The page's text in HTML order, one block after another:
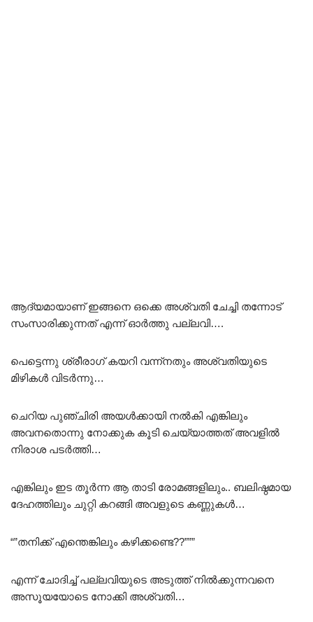
ആദ്യമായാണ് ഇങ്ങനെ ഒക്കെ അശ്വതി ചേച്ചി തന്നോട്
സംസാരിക്കുന്നത് എന്ന് ഓർത്തു പല്ലവി….
പെട്ടെന്നു ശ്രീരാഗ് കയറി വന്ന്നതും അശ്വതിയുടെ
മിഴികൾ വിടർന്നു…
ചെറിയ പുഞ്ചിരി അയൾക്കായി നൽകി എങ്കിലും
അവനതൊന്നു നോക്കുക കൂടി ചെയ്യാത്തത് അവളിൽ
നിരാശ പടർത്തി…
എങ്കിലും ഇട തൂർന്ന ആ താടി രോമങ്ങളിലും.. ബലിഷ്ഠമായ
ദേഹത്തിലും ചുറ്റി കറങ്ങി അവളുടെ കണ്ണുകൾ…
“”തനിക്ക് എന്തെങ്കിലും കഴിക്കണ്ടെ??”””
എന്ന് ചോദിച്ച് പല്ലവിയുടെ അടുത്ത് നിൽക്കുന്നവനെ
അസൂയയോടെ നോക്കി അശ്വതി…